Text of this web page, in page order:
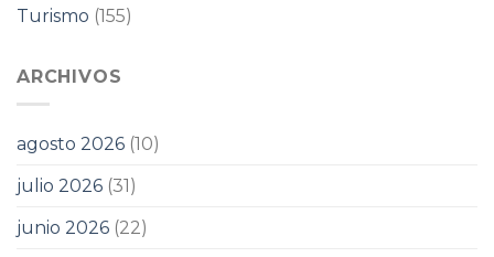
Turismo (155)
ARCHIVOS
agosto 2026 (10)
julio 2026 (31)
junio 2026 (22)